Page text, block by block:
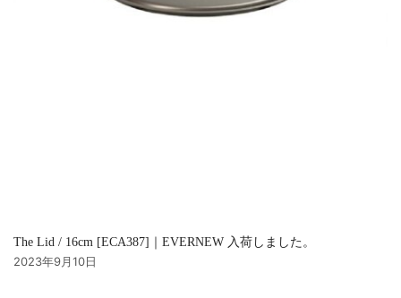
The Lid / 16cm [ECA387]｜EVERNEW 入荷しました。
2023年9月10日